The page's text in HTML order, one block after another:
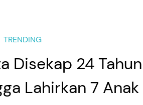
TRENDING
Disekap 24
Lahirkan 7 Anak